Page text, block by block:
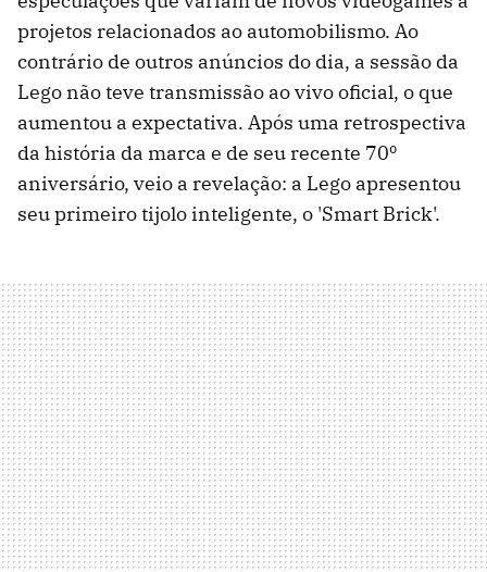
projetos relacionados ao automobilismo. Ao
contrário de outros anúncios do dia, a sessão da
Lego não teve transmissão ao vivo oficial, o que
aumentou a expectativa. Após uma retrospectiva
da história da marca e de seu recente 70º
aniversário, veio a revelação: a Lego apresentou
seu primeiro tijolo inteligente, o 'Smart Brick'.